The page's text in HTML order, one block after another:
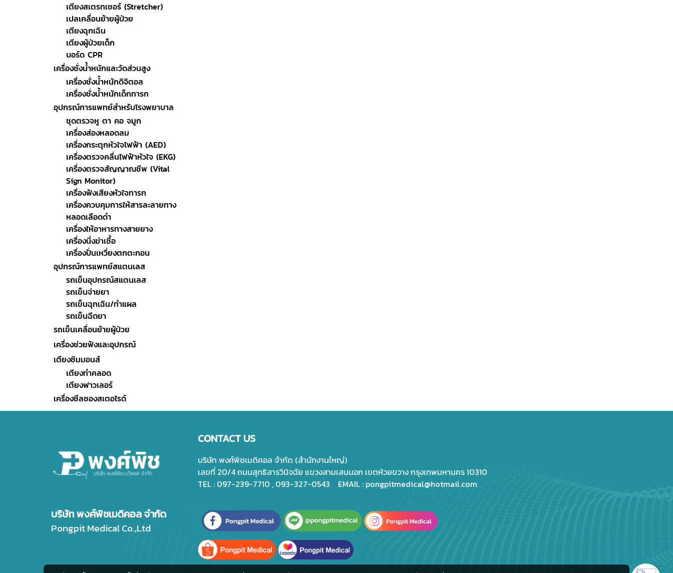
เตียงสเตรทเชอร์ (Stretcher)
เปลเคลื่อนย้ายผู้ป่วย
เตียงฉุกเฉิน
เตียงผู้ป่วยเด็ก
บอร์ด CPR
เครื่องชั่งน้ำหนักและวัดส่วนสูง
เครื่องชั่งน้ำหนักดิจิตอล
เครื่องชั่งน้ำหนักเด็กทารก
อุปกรณ์การแพทย์สำหรับโรงพยาบาล
ชุดตรวจหู ตา คอ จมูก
เครื่องส่องหลอดลม
เครื่องกระตุกหัวใจไฟฟ้า (AED)
เครื่องตรวจคลื่นไฟฟ้าหัวใจ (EKG)
เครื่องตรวจสัญญาณชีพ (Vital
Sign Monitor)
เครื่องฟังเสียงหัวใจทารก
เครื่องควบคุมการให้สารละลายทาง
หลอดเลือดดำ
เครื่องให้อาหารทางสายยาง
เครื่องนึ่งฆ่าเชื้อ
เครื่องปั่นเหวี่ยงตกตะกอน
อุปกรณ์การแพทย์สแตนเลส
รถเข็นอุปกรณ์สแตนเลส
รถเข็นจ่ายยา
รถเข็นฉุกเฉิน/ทำแผล
รถเข็นฉีดยา
รถเข็นเคลื่อนย้ายผู้ป่วย
เครื่องช่วยฟังและอุปกรณ์
เตียงซิมมอนส์
เตียงทำคลอด
เตียงฟาวเลอร์
เครื่องซีลซองสเตอไรด์
บริษัท พงศ์พิชเมดิคอล จำกัด
Pongpit Medical Co.,Ltd
CONTACT US
บริษัท พงศ์พิชเมดิคอล จำกัด (สำนักงานใหญ่)
เลขที่ 20/4 ถนนสุทธิสารวินิจฉัย แขวงสามเสนนอก เขตห้วยขวาง กรุงเทพมหานคร 10310
TEL : 097-239-7710 , 093-327-0543 EMAIL : pongpitmedical@hotmail.com